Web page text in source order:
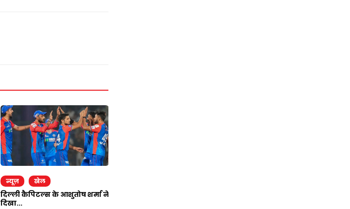
न्यूज़ खेल
दिल्ली कैपिटल्स के आशुतोष शर्मा ने
दिखा...